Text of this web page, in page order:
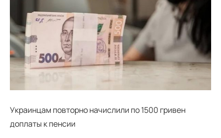
Украинцам повторно начислили по 1500 гривен
доплаты к пенсии